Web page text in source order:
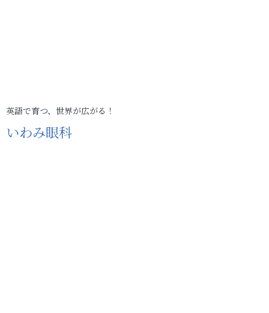
英語で育つ、世界が広がる！
いわみ眼科